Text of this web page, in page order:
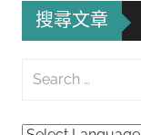
搜尋文章
Search